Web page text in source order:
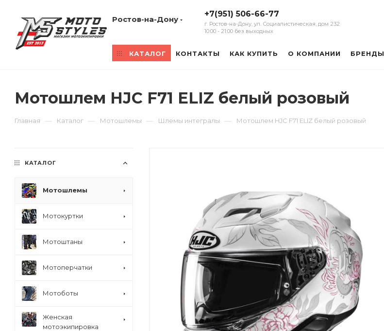
Ростов-на-Дону
+7(951) 506-66-77
г. Ростов-на-Дону, ул. Социалистическая, дом 232
10:00 - 21:00 без выходных
КАТАЛОГ КОНТАКТЫ КАК КУПИТЬ О КОМПАНИИ БРЕНДЫ
Мотошлем HJC F71 ELIZ белый розовый
Главная — Каталог — Мотошлемы — Шлемы интегралы — Мотошлем HJC F71 ELIZ белый розовый
КАТАЛОГ
Мотошлемы
Мотокуртки
Мотоштаны
Мотоперчатки
Мотоботы
Женская
мотоэкипировка